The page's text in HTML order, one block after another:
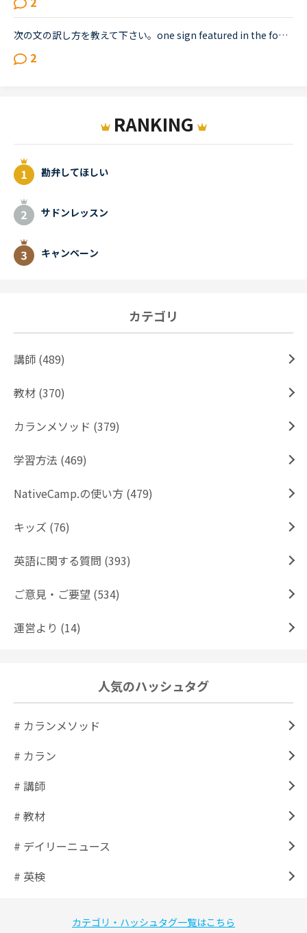
次の文の訳し方を教えて下さい。one sign featured in the footage read.デイリーニュース <a href="https://nativecamp.net/textbook/page-detail/2/13004The" target="_blank">https://nativecamp.net/textbook/page-detail/2/13004The</a> Weather Channel's Instagram page posted a clip detailing t...
2
RANKING
勘弁してほしい
サドンレッスン
キャンペーン
カテゴリ
講師 (489)
教材 (370)
カランメソッド (379)
学習方法 (469)
NativeCamp.の使い方 (479)
キッズ (76)
英語に関する質問 (393)
ご意見・ご要望 (534)
運営より (14)
人気のハッシュタグ
# カランメソッド
# カラン
# 講師
# 教材
# デイリーニュース
# 英検
カテゴリ・ハッシュタグ一覧はこちら